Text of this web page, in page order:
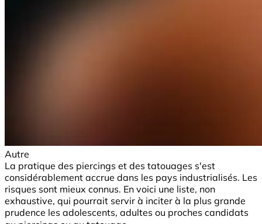
Autre
La pratique des piercings et des tatouages s'est
considérablement accrue dans les pays industrialisés. Les
risques sont mieux connus. En voici une liste, non
exhaustive, qui pourrait servir à inciter à la plus grande
prudence les adolescents, adultes ou proches candidats